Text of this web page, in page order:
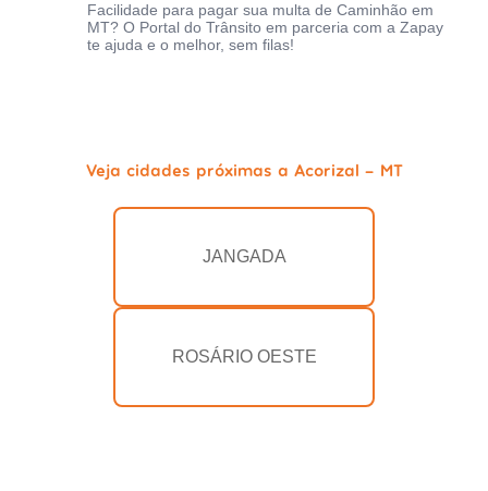
Facilidade para pagar sua multa de Caminhão em
MT? O Portal do Trânsito em parceria com a Zapay
te ajuda e o melhor, sem filas!
Veja cidades próximas a Acorizal - MT
JANGADA
ROSÁRIO OESTE